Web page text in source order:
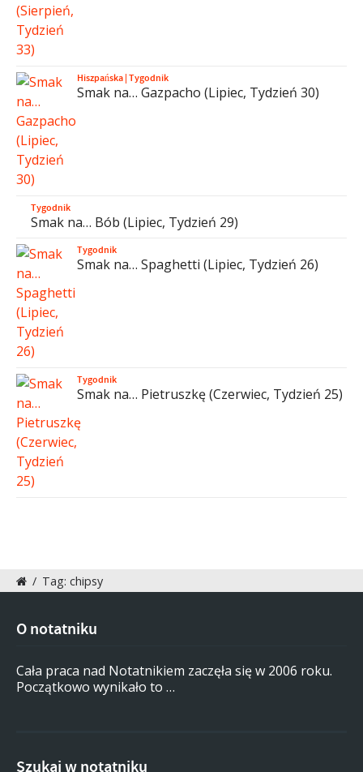
Hiszpańska|Tygodnik
Smak na… Gazpacho (Lipiec, Tydzień 30)
Tygodnik
Smak na… Bób (Lipiec, Tydzień 29)
Tygodnik
Smak na… Spaghetti (Lipiec, Tydzień 26)
Tygodnik
Smak na… Pietruszkę (Czerwiec, Tydzień 25)
/ Tag: chipsy
O notatniku
Cała praca nad Notatnikiem zaczęła się w 2006 roku.
Początkowo wynikało to …
Szukaj w notatniku